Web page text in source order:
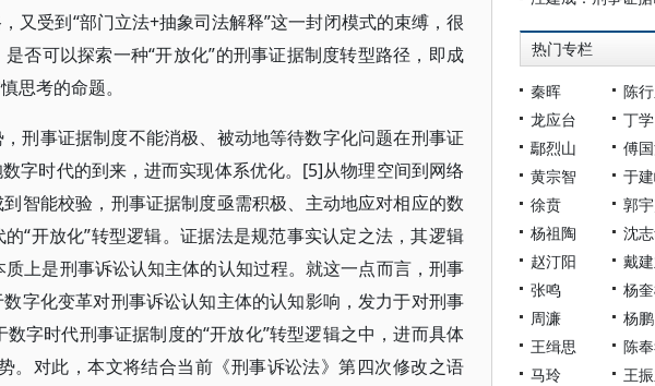
又受到“部门立法+抽象司法解释”这一封闭模式的束缚，很
否可以探索一种“开放化”的刑事证据制度转型路径，即成
思考的命题。
刑事证据制度不能消极、被动地等待数字化问题在刑事证
字时代的到来，进而实现体系优化。[5]从物理空间到网络
智能校验，刑事证据制度亟需积极、主动地应对相应的数
“开放化”转型逻辑。证据法是规范事实认定之法，其逻辑
上是刑事诉讼认知主体的认知过程。就这一点而言，刑事
字化变革对刑事诉讼认知主体的认知影响，发力于对刑事
字时代刑事证据制度的“开放化”转型逻辑之中，进而具体
。对此，本文将结合当前《刑事诉讼法》第四次修改之语
热门专栏
秦晖 陈
龙应台
丁
鄢烈山
傅
黄宗智
于
徐贲
郭
杨祖陶
沈
赵汀阳
戴
张鸣
杨
周濂
杨鹏
王缉思
陈
马玲
王